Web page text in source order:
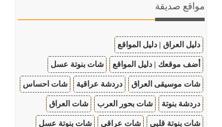
مواقع صديقة
دليل العراق | دليل المواقع
أضف موقعك | دليل المواقع شات بنوتة عسل
شات موسيقى العراق دردشة عراقية شات احساس
دردشة بنوتة شات بحور العرب شات العراق
شات بنوتة قلبي شات عراقي شات بنوتة عسل